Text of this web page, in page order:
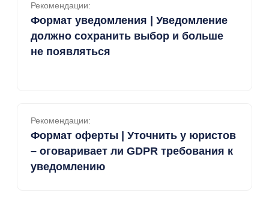
Рекомендации:
Формат уведомления | Уведомление
должно сохранить выбор и больше
не появляться
Рекомендации:
Формат оферты | Уточнить у юристов
– оговаривает ли GDPR требования к
уведомлению